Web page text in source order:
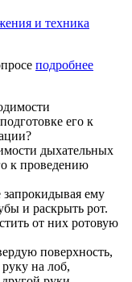
и техника
подробнее
дыхательных
к проведению
ему
и раскрыть рот.
от них ротовую
поверхность,
на лоб,